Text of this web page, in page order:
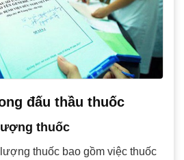
đấu thầu thuốc
thuốc
thuốc bao gồm việc thuốc